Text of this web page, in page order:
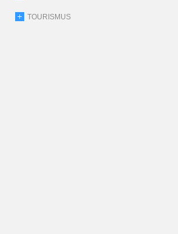
TOURISMUS